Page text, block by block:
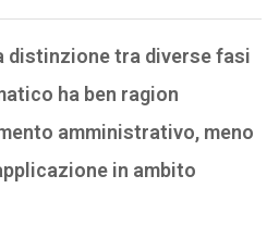
distinzione tra diverse fasi
ha ben ragion
amministrativo, meno
in ambito